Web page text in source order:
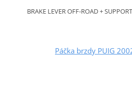
BRAKE LEVER OFF-ROAD +
Páčka brzdy PUIG